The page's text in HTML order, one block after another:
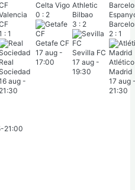
: 1
Real
aug -
21:30
Celta Vigo
0 : 2
Getafe CF
17 aug -
17:00
Athletic
Bilbao
3 : 2
Sevilla FC
17 aug -
19:30
2 : 1
Atlético
Madrid
17 aug
21:30
-21:00